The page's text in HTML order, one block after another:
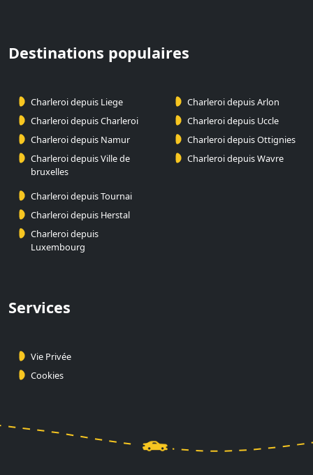
Destinations populaires
Charleroi depuis Liege
Charleroi depuis Charleroi
Charleroi depuis Namur
Charleroi depuis Ville de
bruxelles
Charleroi depuis Arlon
Charleroi depuis Uccle
Charleroi depuis Ottignies
Charleroi depuis Wavre
Charleroi depuis Tournai
Charleroi depuis Herstal
Charleroi depuis
Luxembourg
Services
Vie Privée
Cookies